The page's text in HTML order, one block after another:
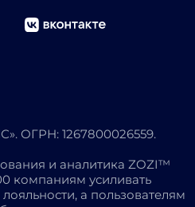
ОГРН: 1267800026559.
и аналитика ZOZI™
компаниям усиливать
а пользователям